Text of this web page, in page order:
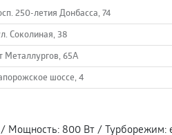
250-летия Донбасса, 74
Соколиная, 38
Металлургов, 65А
шоссе, 4
/ Мощность: 800 Вт / Турборежим: